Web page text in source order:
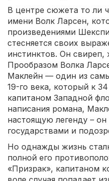
В центре сюжета то ли
имени Волк Ларсен,
произведениями
стесняется своих
инстинктов. Он
Прообразом Волка
Маклейн — один из
19-го века, который к
капитаном Западной
написания романа,
настоящую легенду – он
государствами и
Но однажды жизнь
полной его
«Призрак», капитаном